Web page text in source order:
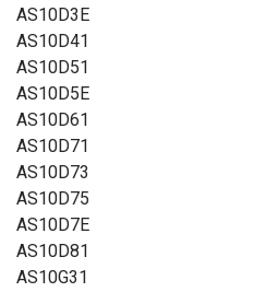
AS10D3E
AS10D41
AS10D51
AS10D5E
AS10D61
AS10D71
AS10D73
AS10D75
AS10D7E
AS10D81
AS10G31